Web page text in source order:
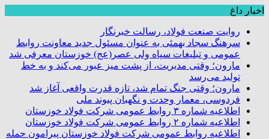
اخبار داغ
روایت صنعت فولاد،‌ رسالت خبرنگار
سرهنگ سجاد بهمئی به عنوان مسئول جدید معاونت روابط
عمومی و تبلیغات سپاه ولی عصر(عج) خوزستان معرفی شد
مارون؛ وقتی مدیریت، از پشت میز عبور می‌کند و به خط
تولید می‌رسد
مارون؛ وقتی جنگ تمام شد، تازه قدرت واقعی آغاز شد
فردوسی، معمار وحدت و نگهبان پیوند ملی
اطلاعیه شماره ۳ روابط عمومی شرکت فولاد خوزستان
اطلاعیه شماره ۲ روابط عمومی شرکت فولاد خوزستان
اطلاعیه روابط عمومی شرکت فولاد خوزستان پیرامون حمله